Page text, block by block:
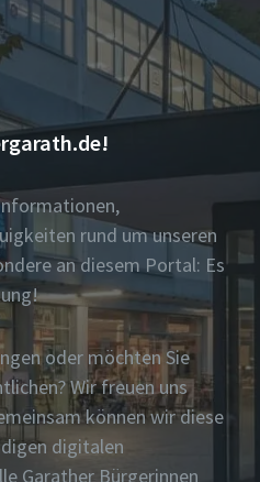
rund um unseren
an diesem Portal: Es
oder möchten Sie
Wir freuen uns
können wir diese
digitalen
Garather Bürgerinnen